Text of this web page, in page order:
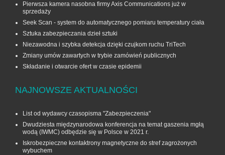
Pierwsza kamera nasobna firmy Axis Communications już w
sprzedaży
Seek Scan - system do automatycznego pomiaru temperatury ciała
Sztuka zabezpieczania dzieł sztuki
Niezawodna i szybka detekcja dzięki czujkom ruchu TriTech
Zmiany umów zawartych w trybie zamówień publicznych
Składanie i otwarcie ofert w czasie epidemii
NAJNOWSZE AKTUALNOŚCI
List od wydawcy czasopisma "Zabezpieczenia"
Dwudziesta międzynarodowa konferencja na temat gaszenia mgłą
wodą (IWMC) odbędzie się w Polsce w 2021 r.
Iskrobezpieczne kontaktrony magnetyczne do stref zagrożonych
wybuchem